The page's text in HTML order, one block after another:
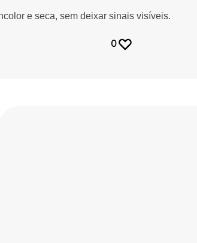
e seca, sem deixar sinais visíveis.
0